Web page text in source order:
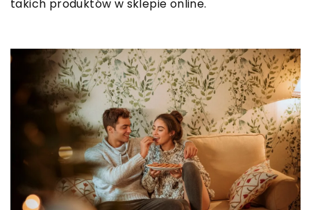
takich produktów w sklepie online.